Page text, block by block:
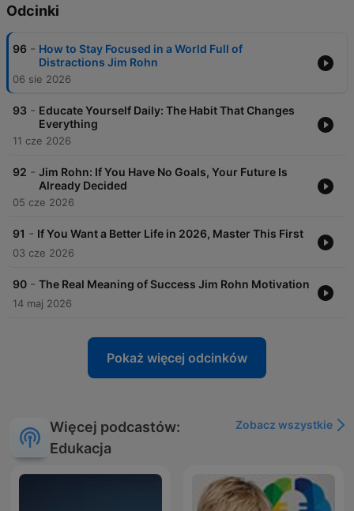
Odcinki
96 - How to Stay Focused in a World Full of
Distractions Jim Rohn
06 sie 2026
93 - Educate Yourself Daily: The Habit That Changes
Everything
11 cze 2026
92 - Jim Rohn: If You Have No Goals, Your Future Is
Already Decided
05 cze 2026
91 - If You Want a Better Life in 2026, Master This First
03 cze 2026
90 - The Real Meaning of Success Jim Rohn Motivation
14 maj 2026
Pokaż więcej odcinków
Więcej podcastów:
Edukacja
Zobacz wszystkie